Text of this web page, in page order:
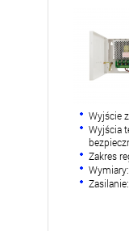
Wyjście
Wyjścia
Zakres